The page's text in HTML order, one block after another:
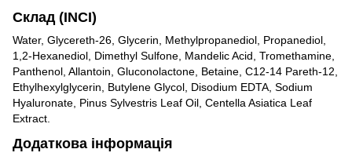
Склад (INCI)
Water, Glycereth-26, Glycerin, Methylpropanediol, Propanediol,
1,2-Hexanediol, Dimethyl Sulfone, Mandelic Acid, Tromethamine,
Panthenol, Allantoin, Gluconolactone, Betaine, C12-14 Pareth-12,
Ethylhexylglycerin, Butylene Glycol, Disodium EDTA, Sodium
Hyaluronate, Pinus Sylvestris Leaf Oil, Centella Asiatica Leaf
Extract.
Додаткова інформація